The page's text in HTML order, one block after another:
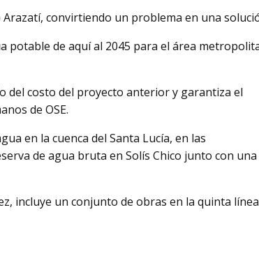
convirtiendo un problema en una
potable de aquí al 2045 para el área
del costo del proyecto anterior y garantiza el
de OSE.
en la cuenca del Santa Lucía, en las
de agua bruta en Solís Chico junto con una
incluye un conjunto de obras en la quinta